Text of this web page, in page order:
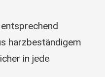
harzbeständigem
in jede